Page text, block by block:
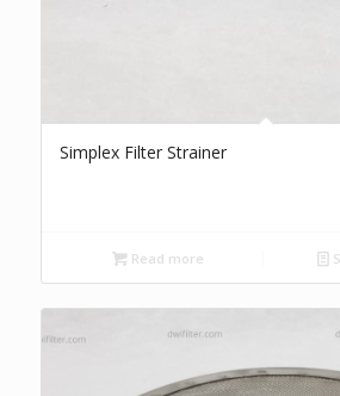
Simplex Filter Strainer
Read more